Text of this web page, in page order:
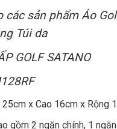
các sản phẩm Áo
Túi da
GOLF SATANO
25cm x Cao 16cm x Rộng
gồm 2 ngăn chính, 1